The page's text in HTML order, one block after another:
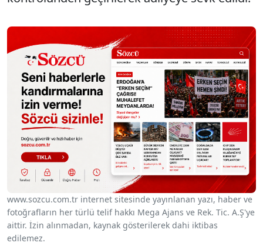
www.sozcu.com.tr internet sitesinde yayınlanan yazı, haber ve
fotoğrafların her türlü telif hakkı Mega Ajans ve Rek. Tic. A.Ş'ye
aittir. İzin alınmadan, kaynak gösterilerek dahi iktibas
edilemez.